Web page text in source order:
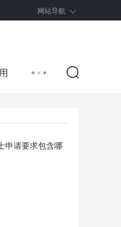
网站导航
申请要求包含哪